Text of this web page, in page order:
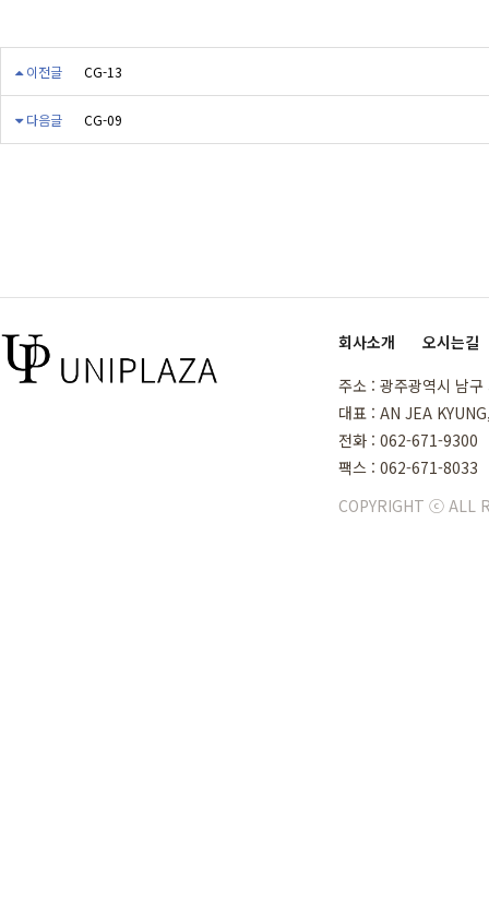
이전글 CG-13
다음글 CG-09
회사소개
오시는길
주소 : 광주광역시 남
대표 : AN JEA
전화 : 062-671-9300
팩스 : 062-671-8033
COPYRIGHT ⓒ ALL